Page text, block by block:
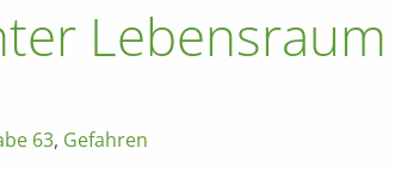
Lebensraum
63, Gefahren